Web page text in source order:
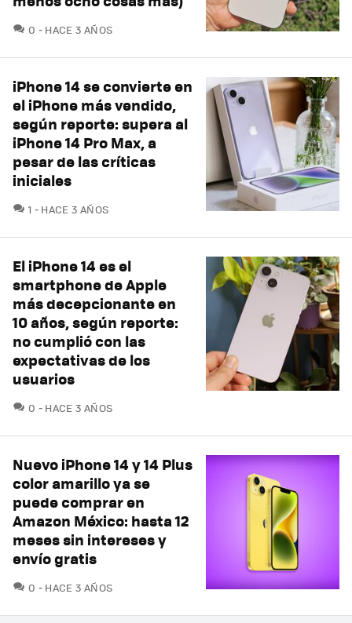
0 COMENTARIOS
HACE 3 AÑOS
iPhone 14 se convierte en
el iPhone más vendido,
según reporte: supera al
iPhone 14 Pro Max, a
pesar de las críticas
iniciales
1 COMENTARIOS
HACE 3 AÑOS
El iPhone 14 es el
smartphone de Apple
más decepcionante en
10 años, según reporte:
no cumplió con las
expectativas de los
usuarios
0 COMENTARIOS
HACE 3 AÑOS
Nuevo iPhone 14 y 14 Plus
color amarillo ya se
puede comprar en
Amazon México: hasta 12
meses sin intereses y
envío gratis
0 COMENTARIOS
HACE 3 AÑOS